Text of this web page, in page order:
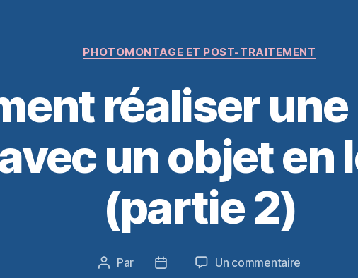
Catégories
PHOTOMONTAGE ET POST-TRAITEMENT
réaliser
un objet en
(partie 2)
Auteur
Par
Date
Un commentaire